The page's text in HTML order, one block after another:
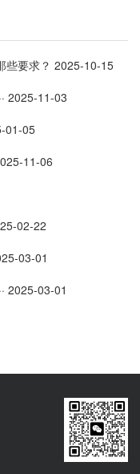
些要求？ 2025-10-15
2025-11-03
01-05
11-06
02-22
03-01
2025-03-01